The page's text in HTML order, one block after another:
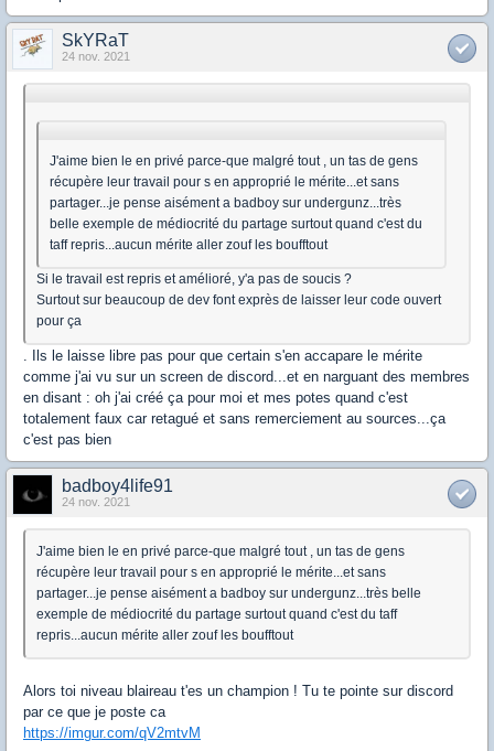
SkYRaT
24 nov. 2021
J'aime bien le en privé parce-que malgré tout , un tas de gens
récupère leur travail pour s en approprié le mérite...et sans
partager...je pense aisément a badboy sur undergunz...très
belle exemple de médiocrité du partage surtout quand c'est du
taff repris...aucun mérite aller zouf les boufftout
Si le travail est repris et amélioré, y'a pas de soucis ?
Surtout sur beaucoup de dev font exprès de laisser leur code ouvert
pour ça
. Ils le laisse libre pas pour que certain s'en accapare le mérite
comme j'ai vu sur un screen de discord...et en narguant des membres
en disant : oh j'ai créé ça pour moi et mes potes quand c'est
totalement faux car retagué et sans remerciement au sources...ça
c'est pas bien
badboy4life91
24 nov. 2021
J'aime bien le en privé parce-que malgré tout , un tas de gens
récupère leur travail pour s en approprié le mérite...et sans
partager...je pense aisément a badboy sur undergunz...très belle
exemple de médiocrité du partage surtout quand c'est du taff
repris...aucun mérite aller zouf les boufftout
Alors toi niveau blaireau t'es un champion ! Tu te pointe sur discord
par ce que je poste ca
https://imgur.com/qV2mtvM